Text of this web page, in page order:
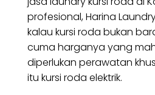
profesional, Harina
kalau kursi roda bukan
cuma harganya yang
diperlukan perawatan
itu kursi roda elektrik.